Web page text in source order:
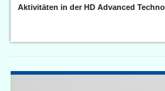
Aktivitäten in der HD Advanced